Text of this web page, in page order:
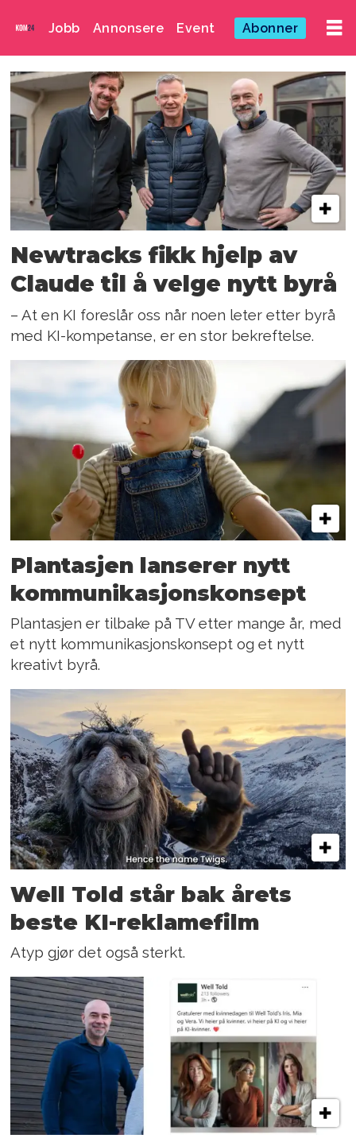
Jobb Annonsere Event Abonner
Emne:
well
told
Newtracks fikk hjelp av
Claude til å velge nytt byrå
– At en KI foreslår oss når noen leter etter byrå
med KI-kompetanse, er en stor bekreftelse.
Plantasjen lanserer nytt
kommunikasjonskonsept
Plantasjen er tilbake på TV etter mange år, med
et nytt kommunikasjonskonsept og et nytt
kreativt byrå.
Well Told står bak årets
beste KI-reklamefilm
Atyp gjør det også sterkt.